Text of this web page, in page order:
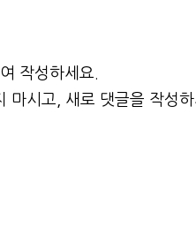
작성하세요.
마시고, 새로 댓글을 작성하